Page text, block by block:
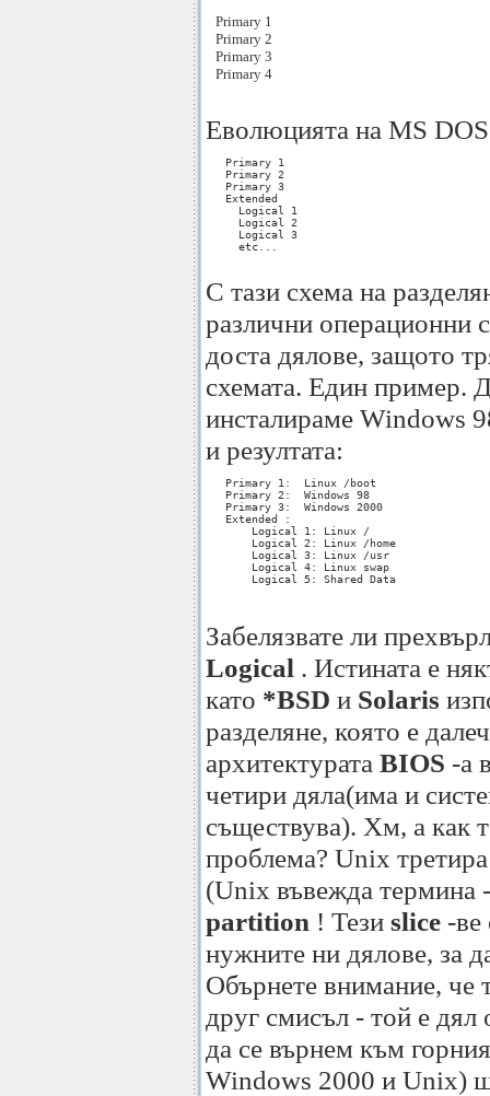
   Primary 1
   Primary 2
   Primary 3
   Primary 4
Еволюцията на MS
   Primary 1
   Primary 2
   Primary 3
   Extended
     Logical 1
     Logical 2
     Logical 3
     etc...
С тази схема на
различни операционни
доста дялове, защото
схемата. Един пример.
инсталираме Windows
и резултата:
   Primary 1:  Linux /boot
   Primary 2:  Windows 98
   Primary 3:  Windows 2000
   Extended :
       Logical 1: Linux /
       Logical 2: Linux /home
       Logical 3: Linux /usr
       Logical 4: Linux swap
       Logical 5: Shared Data
Забелязвате ли
Logical . Истината е
като *BSD и Solaris
разделяне, която е
архитектурата BIOS -a
четири дяла(има и
съществува). Хм, а как
проблема? Unix
(Unix въвежда термина
partition ! Тези slice -ве
нужните ни дялове, за
Обърнете внимание, че
друг смисъл - той е дял
да се върнем към
Windows 2000 и Unix)